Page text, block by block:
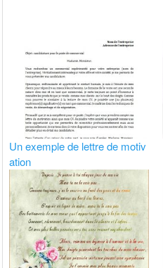
Un exemple de lettre de motiv
ation